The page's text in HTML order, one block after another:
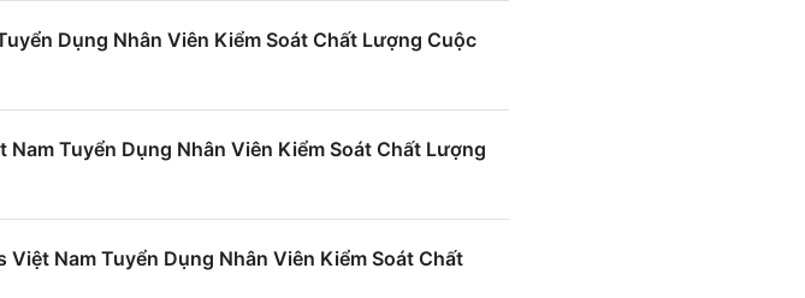
Dụng Nhân Viên Kiểm Soát Chất Lượng Cuộc
Tuyển Dụng Nhân Viên Kiểm Soát Chất Lượng
Nam Tuyển Dụng Nhân Viên Kiểm Soát Chất